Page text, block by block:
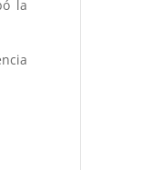
la